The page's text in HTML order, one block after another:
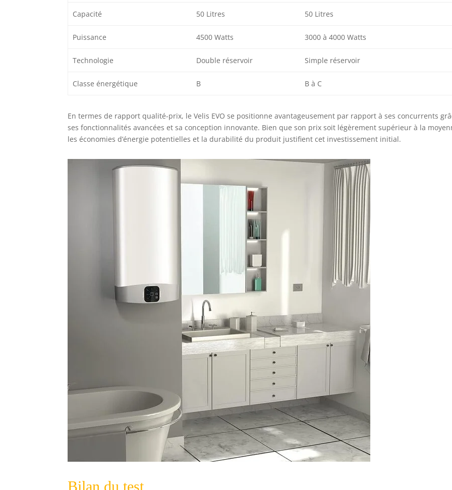
Capacité 50 Litres 50 Litres
Puissance 4500 Watts 3000 à 4000 Watts
Technologie Double réservoir Simple réservoir
Classe énergétique B B à C
En termes de rapport qualité-prix, le Velis EVO se positionne avantageusement par rapport à ses concurrents
ses fonctionnalités avancées et sa conception innovante. Bien que son prix soit légèrement supérieur à la
les économies d’énergie potentielles et la durabilité du produit justifient cet investissement initial.
Bilan du test